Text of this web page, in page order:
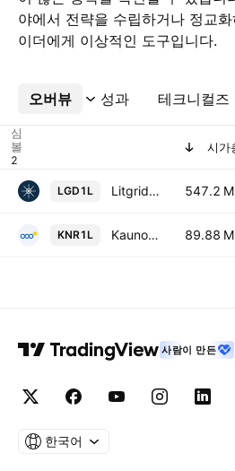
야에서 전략을 수립하거나 정교
이더에게 이상적인 도구입니다.
오버뷰 성과 테크니컬즈
더보기
심
볼
시가
LGD1L Litgrid AB 547.2 M
KNR1L Kauno Energija AB 89.88 M
사람이 만든
한국어